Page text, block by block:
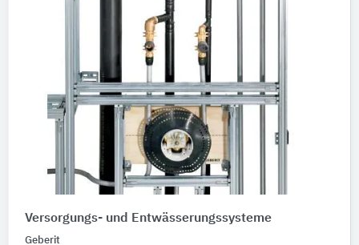
Versorgungs- und Entwässerungssysteme
Geberit